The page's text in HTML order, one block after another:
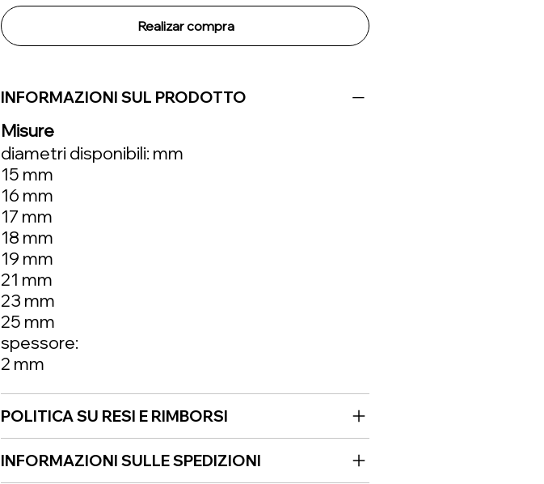
Realizar compra
INFORMAZIONI SUL PRODOTTO
Misure
diametri disponibili: mm
15 mm
16 mm
17 mm
18 mm
19 mm
21 mm
23 mm
25 mm
spessore:
2 mm
POLITICA SU RESI E RIMBORSI
INFORMAZIONI SULLE SPEDIZIONI